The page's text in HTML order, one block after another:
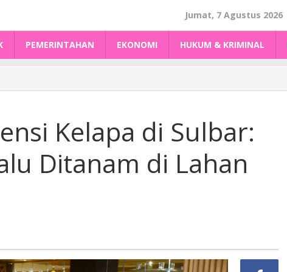
Jumat, 7 Agustus 2026
PEMERINTAHAN EKONOMI HUKUM & KRIMINAL
Kelapa di Sulbar:
Ditanam di Lahan